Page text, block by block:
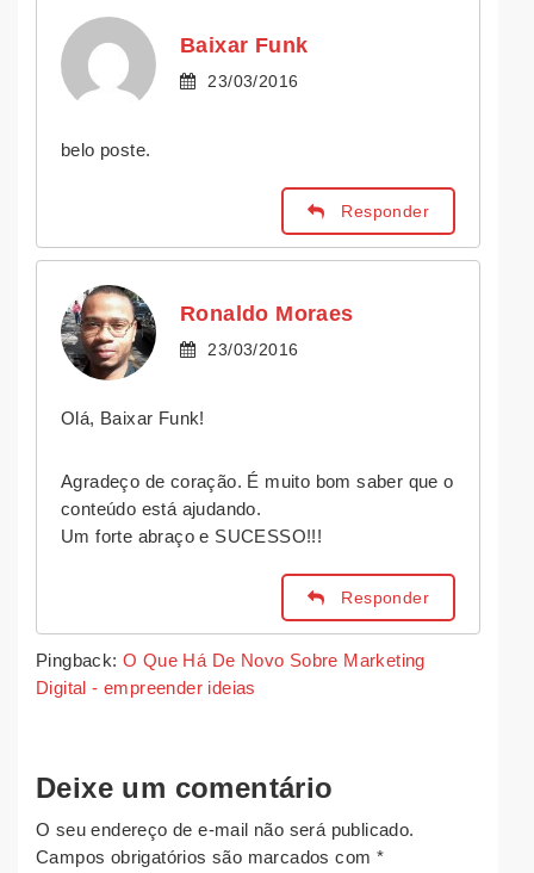
Baixar Funk
23/03/2016
belo poste.
Responder
Ronaldo Moraes
23/03/2016
Olá, Baixar Funk!
Agradeço de coração. É muito bom saber que o
conteúdo está ajudando.
Um forte abraço e SUCESSO!!!
Responder
Pingback: O Que Há De Novo Sobre Marketing
Digital - empreender ideias
Deixe um comentário
O seu endereço de e-mail não será publicado.
Campos obrigatórios são marcados com *